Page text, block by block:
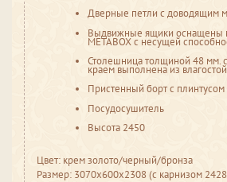
Дверные петли с доводящим
Выдвижные ящики оснащены
МЕТАBOX с несущей
Столешница толщиной 48 мм.
краем выполнена из
Пристенный борт с плинтусом
Посудосушитель
Высота 2450
Цвет: крем золото/черный/бронза
Размер: 3070х600х2308 (с карнизом